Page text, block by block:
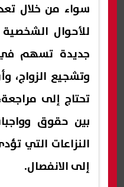
سواء من خلال
للأحوال
جديدة تسهم
وتشجيع الزواج،
تحتاج إلى
بين حقوق
النزاعات التي
إلى الانفصال.